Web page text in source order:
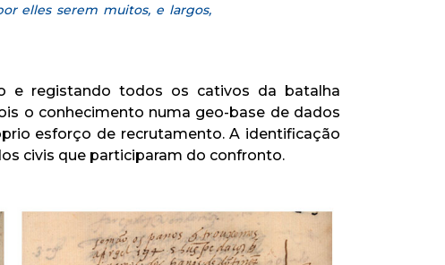
elles serem muitos, e largos,
e registando todos os cativos da batalha
o conhecimento numa geo-base de dados
esforço de recrutamento. A identificação
civis que participaram do confronto.